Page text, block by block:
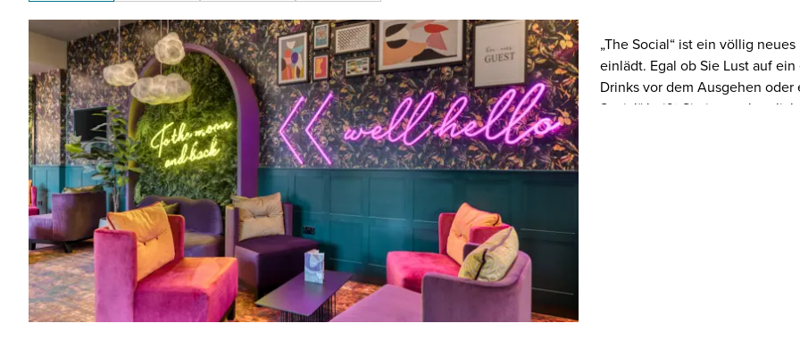
„The Social“ ist ein völlig
einlädt. Egal ob Sie Lust auf
Drinks vor dem Ausgehen
Social“ heißt Sie immer